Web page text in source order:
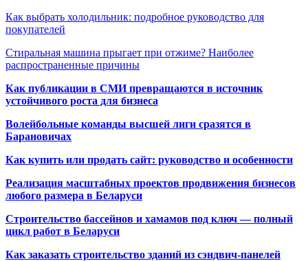
Как выбрать холодильник: подробное руководство для
покупателей
Стиральная машина прыгает при отжиме? Наиболее
распространенные причины
Как публикации в СМИ превращаются в источник
устойчивого роста для бизнеса
Волейбольные команды высшей лиги сразятся в
Барановичах
Как купить или продать сайт: руководство и особенности
Реализация масштабных проектов продвижения бизнесов
любого размера в Беларуси
Строительство бассейнов и хамамов под ключ — полный
цикл работ в Беларуси
Как заказать строительство зданий из сэндвич-панелей